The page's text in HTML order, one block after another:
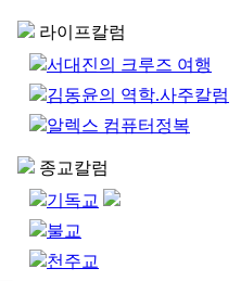
라이프칼럼
서대진의 크루즈 여행
김동윤의 역학.사주칼럼
알렉스 컴퓨터정복
종교칼럼
기독교
불교
천주교